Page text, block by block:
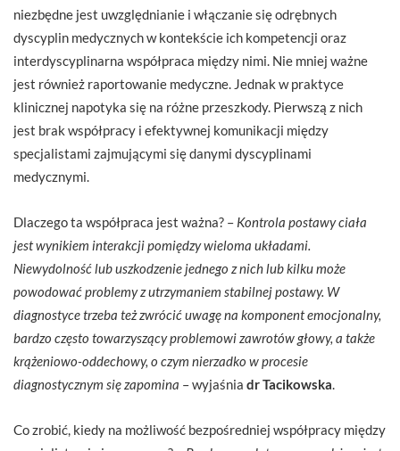
niezbędne jest uwzględnianie i włączanie się odrębnych
dyscyplin medycznych w kontekście ich kompetencji oraz
interdyscyplinarna współpraca między nimi. Nie mniej ważne
jest również raportowanie medyczne. Jednak w praktyce
klinicznej napotyka się na różne przeszkody. Pierwszą z nich
jest brak współpracy i efektywnej komunikacji między
specjalistami zajmującymi się danymi dyscyplinami
medycznymi.
Dlaczego ta współpraca jest ważna? – Kontrola postawy ciała
jest wynikiem interakcji pomiędzy wieloma układami.
Niewydolność lub uszkodzenie jednego z nich lub kilku może
powodować problemy z utrzymaniem stabilnej postawy. W
diagnostyce trzeba też zwrócić uwagę na komponent emocjonalny,
bardzo często towarzyszący problemowi zawrotów głowy, a także
krążeniowo-oddechowy, o czym nierzadko w procesie
diagnostycznym się zapomina – wyjaśnia dr Tacikowska
Co zrobić, kiedy na możliwość bezpośredniej współpracy między